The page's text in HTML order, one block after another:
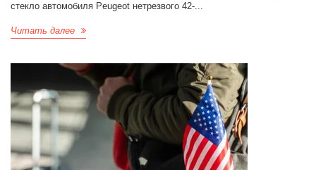
стекло автомобиля Peugeot нетрезвого 42-...
Читать далее